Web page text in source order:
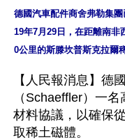
德國汽車配件商舍弗勒集
19年7月29日，在距離南非
【人民報消息】德
（Schaeffler）一
材料協議，以確保
取稀土磁體。